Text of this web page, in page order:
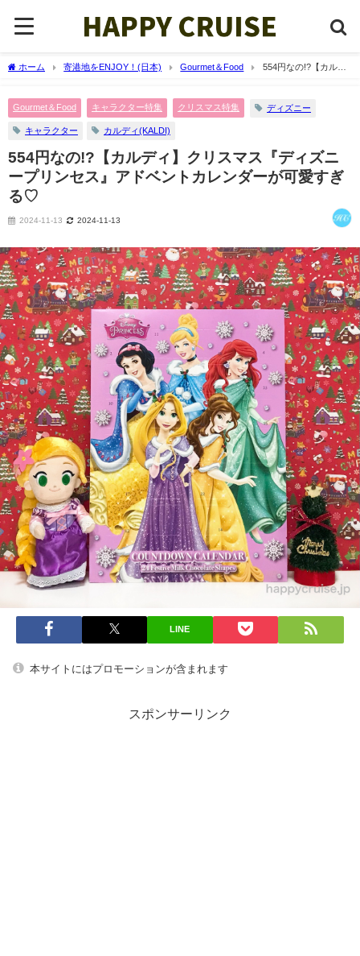
ホーム 寄港地をENJOY！(日本) Gourmet＆Food
554円なの!?【カルデ
Gourmet＆Food キャラクター特集 クリスマス特集 ディズニー
キャラクター カルディ(KALDI)
554円なの!?【カルディ】クリスマス『ディズニ
ープリンセス』アドベントカレンダーが可愛すぎ
る♡
2024-11-13 2024-11-13
LINE
本サイトにはプロモーションが含まれます
スポンサーリンク